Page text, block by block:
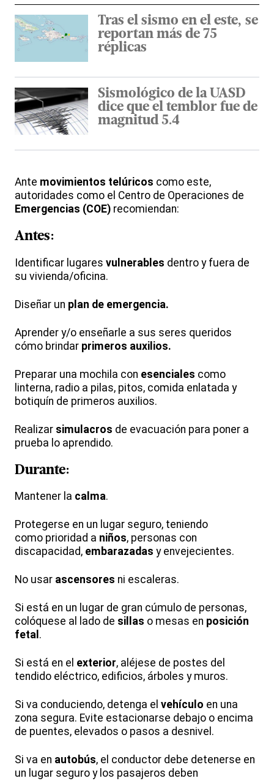
Tras el sismo en el este, se
reportan más de 75
réplicas
Sismológico de la UASD
dice que el temblor fue de
magnitud 5.4
Ante movimientos telúricos como este,
autoridades como el Centro de Operaciones de
Emergencias (COE) recomiendan:
Antes:
Identificar lugares vulnerables dentro y fuera de
su vivienda/oficina.
Diseñar un plan de emergencia.
Aprender y/o enseñarle a sus seres queridos
cómo brindar primeros auxilios.
Preparar una mochila con esenciales como
linterna, radio a pilas, pitos, comida enlatada y
botiquín de primeros auxilios.
Realizar simulacros de evacuación para poner a
prueba lo aprendido.
Durante:
Mantener la calma.
Protegerse en un lugar seguro, teniendo
como prioridad a niños, personas con
discapacidad, embarazadas y envejecientes.
No usar ascensores ni escaleras.
Si está en un lugar de gran cúmulo de personas,
colóquese al lado de sillas o mesas en posición
fetal .
Si está en el exterior, aléjese de postes del
tendido eléctrico, edificios, árboles y muros.
Si va conduciendo, detenga el vehículo en una
zona segura. Evite estacionarse debajo o encima
de puentes, elevados o pasos a desnivel.
Si va en autobús, el conductor debe detenerse en
un lugar seguro y los pasajeros deben